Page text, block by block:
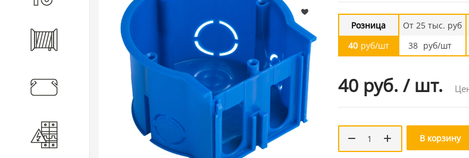
Кабеленесущие системы
Электротехническое
Розница
40 руб/шт
От 25 тыс. руб
38 руб/шт
40 руб. / шт.
В корзину